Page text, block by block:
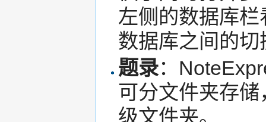
左侧的数据库
数据库之间的
题录：
可分文件夹存储
级文件夹。